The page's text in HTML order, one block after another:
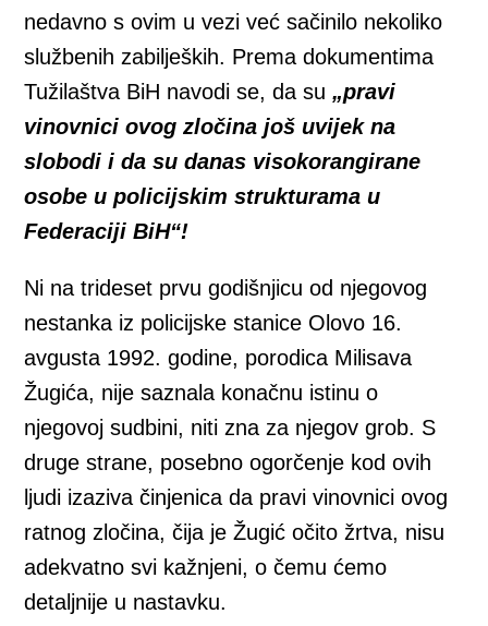
nedavno s ovim u vezi već sačinilo nekoliko
službenih zabiljeških. Prema dokumentima
Tužilaštva BiH navodi se, da su„pravi
vinovnici ovog zločina još uvijek na
slobodi i da su danas visokorangirane
osobe u policijskim strukturama u
Federaciji BiH“!
Ni na trideset prvu godišnjicu od njegovog
nestanka iz policijske stanice Olovo 16.
avgusta 1992. godine, porodica Milisava
Žugića, nije saznala konačnu istinu o
njegovoj sudbini, niti zna za njegov grob. S
druge strane, posebno ogorčenje kod ovih
ljudi izaziva činjenica da pravi vinovnici ovog
ratnog zločina, čija je Žugić očito žrtva, nisu
adekvatno svi kažnjeni, o čemu ćemo
detaljnije u nastavku.